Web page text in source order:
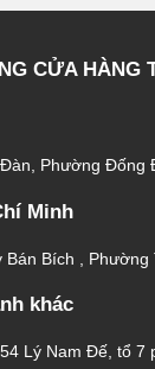
CỬA HÀNG
Phường Đống
Minh
Bán Bích ,
khác
Lý Nam Đế, tổ 7